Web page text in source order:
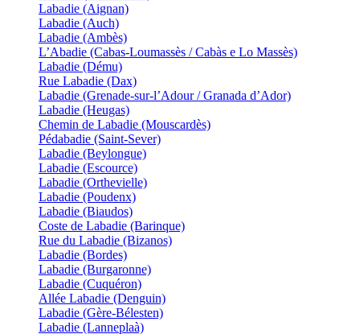
Labadie (Aignan)
Labadie (Auch)
Labadie (Ambès)
L’Abadie (Cabas-Loumassès / Cabàs e Lo Massès)
Labadie (Dému)
Rue Labadie (Dax)
Labadie (Grenade-sur-l’Adour / Granada d’Ador)
Labadie (Heugas)
Chemin de Labadie (Mouscardès)
Pédabadie (Saint-Sever)
Labadie (Beylongue)
Labadie (Escource)
Labadie (Orthevielle)
Labadie (Poudenx)
Labadie (Biaudos)
Coste de Labadie (Barinque)
Rue du Labadie (Bizanos)
Labadie (Bordes)
Labadie (Burgaronne)
Labadie (Cuquéron)
Allée Labadie (Denguin)
Labadie (Gère-Bélesten)
Labadie (Lanneplaà)